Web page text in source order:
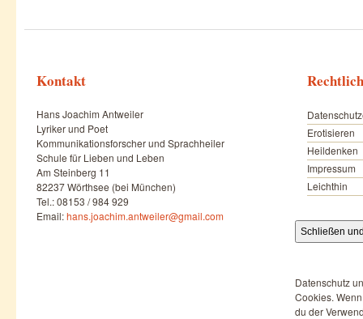
Kontakt
Hans Joachim Antweiler
Lyriker und Poet
Kommunikationsforscher und Sprachheiler
Schule für Lieben und Leben
Am Steinberg 11
82237 Wörthsee (bei München)
Tel.: 08153 / 984 929
Email:hans.joachim.antweiler@gmail.com
Erotisieren
Heildenken
Impressum
Leichthin
Datenschutz
Cookies.
du der